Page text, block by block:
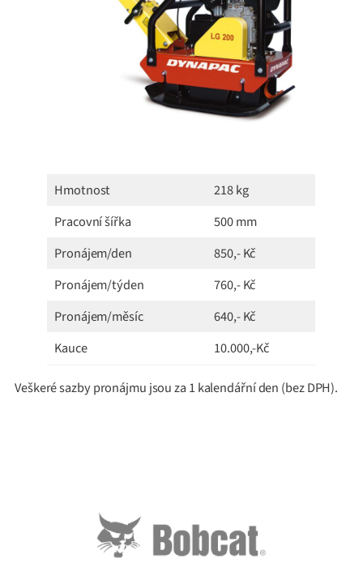
Hmotnost
218 kg
Pracovní šířka
500 mm
Pronájem/den
850,- Kč
Pronájem/týden
760,- Kč
Pronájem/měsíc
640,- Kč
Kauce
10.000,-Kč
Veškeré sazby pronájmu jsou za 1 kalendářní den (bez DPH).